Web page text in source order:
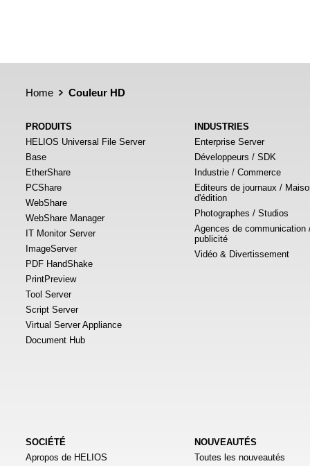
Home Couleur HD
PRODUITS
HELIOS Universal File Server
Base
EtherShare
PCShare
WebShare
WebShare Manager
IT Monitor Server
ImageServer
PDF HandShake
PrintPreview
Tool Server
Script Server
Virtual Server Appliance
Document Hub
INDUSTRIES
Enterprise Server
Développeurs / SDK
Industrie / Commerce
Editeurs de journaux /
d'édition
Photographes / Studios
Agences de communication
publicité
Vidéo & Divertissement
SOCIÉTÉ
Apropos de HELIOS
NOUVEAUTÉS
Toutes les nouveautés